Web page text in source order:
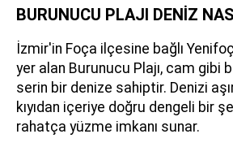
BURUNUCU PLAJI DENİZ
İzmir'in Foça ilçesine bağlı
yer alan Burunucu Plajı, cam gibi
serin bir denize sahiptir. Denizi
kıyıdan içeriye doğru dengeli bir
rahatça yüzme imkanı sunar.